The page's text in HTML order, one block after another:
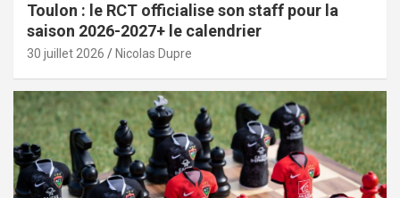
Toulon : le RCT officialise son staff pour la
saison 2026-2027+ le calendrier
30 juillet 2026 Nicolas Dupre